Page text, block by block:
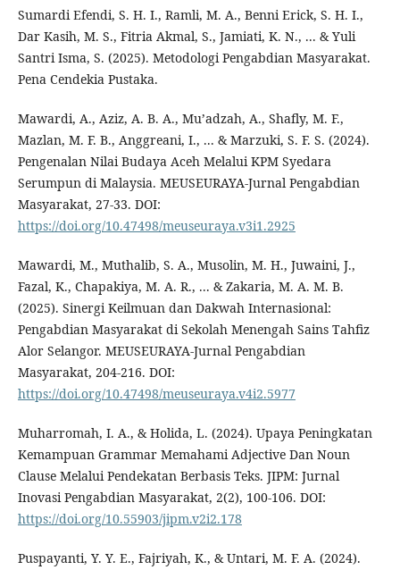
Sumardi Efendi, S. H. I., Ramli, M. A., Benni Erick, S. H. I.,
Dar Kasih, M. S., Fitria Akmal, S., Jamiati, K. N., ... & Yuli
Santri Isma, S. (2025). Metodologi Pengabdian Masyarakat.
Pena Cendekia Pustaka.
Mawardi, A., Aziz, A. B. A., Mu’adzah, A., Shafly, M. F.,
Mazlan, M. F. B., Anggreani, I., ... & Marzuki, S. F. S. (2024).
Pengenalan Nilai Budaya Aceh Melalui KPM Syedara
Serumpun di Malaysia. MEUSEURAYA-Jurnal Pengabdian
Masyarakat, 27-33. DOI:
https://doi.org/10.47498/meuseuraya.v3i1.2925
Mawardi, M., Muthalib, S. A., Musolin, M. H., Juwaini, J.,
Fazal, K., Chapakiya, M. A. R., ... & Zakaria, M. A. M. B.
(2025). Sinergi Keilmuan dan Dakwah Internasional:
Pengabdian Masyarakat di Sekolah Menengah Sains Tahfiz
Alor Selangor. MEUSEURAYA-Jurnal Pengabdian
Masyarakat, 204-216. DOI:
https://doi.org/10.47498/meuseuraya.v4i2.5977
Muharromah, I. A., & Holida, L. (2024). Upaya Peningkatan
Kemampuan Grammar Memahami Adjective Dan Noun
Clause Melalui Pendekatan Berbasis Teks. JIPM: Jurnal
Inovasi Pengabdian Masyarakat, 2(2), 100-106. DOI:
https://doi.org/10.55903/jipm.v2i2.178
Puspayanti, Y. Y. E., Fajriyah, K., & Untari, M. F. A. (2024).